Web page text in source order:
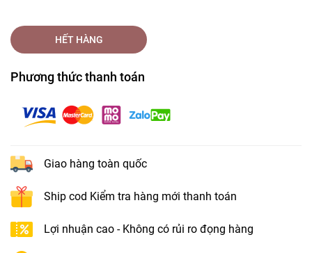
HẾT HÀNG
Phương thức thanh toán
Giao hàng toàn quốc
Ship cod Kiểm tra hàng mới thanh toán
Lợi nhuận cao - Không có rủi ro đọng hàng